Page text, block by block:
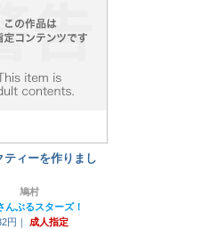
ティーを作りまし
鳩村
んぶるスターズ！
円｜
成人指定